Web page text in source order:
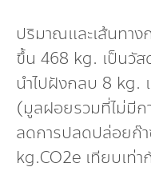
ปริมาณและเส้นทา
ขึ้น 468 kg. เป็นวัส
นำไปฝังกลบ 8 kg.
(มูลฝอยรวมที่ไม่มี
ลดการปลดปล่อยก๊
kg.CO2e เทียบเท่